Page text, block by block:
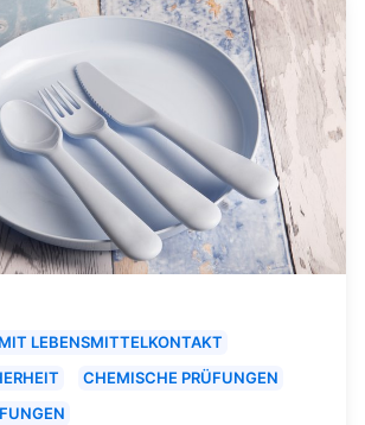
LEBENSMITTELKONTAKT
CHEMISCHE PRÜFUNGEN